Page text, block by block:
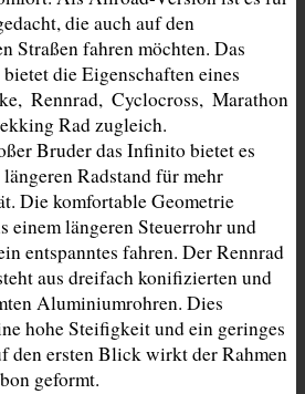
die auch auf den
Straßen fahren möchten. Das
die Eigenschaften eines
Rennrad,  Cyclocross,  Marathon
Rad zugleich.
Bruder das Infinito bietet es
Radstand für mehr
Die komfortable Geometrie
einem längeren Steuerrohr und
entspanntes fahren. Der Rennrad
aus dreifach konifizierten und
Aluminiumrohren. Dies
hohe Steifigkeit und ein geringes
den ersten Blick wirkt der Rahmen
geformt.